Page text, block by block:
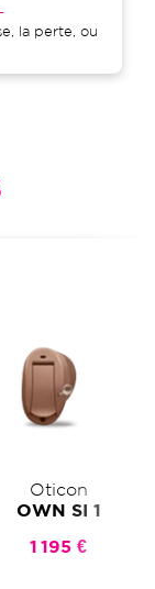
la perte, ou
Oticon
OWN SI 1
1 195 €